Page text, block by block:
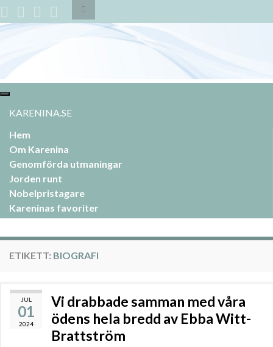
Slå
på/av
sökformulär
Slå
navigering
KARENINA.SE
Hem
Om Karenina
Genomförda utmaningar
Jorden runt
Nobelpristagare
Kareninas favoriter
ETIKETT: BIOGRAFI
JUL
01
2024
Vi drabbade samman med våra
ödens hela bredd av Ebba Witt-
Brattström